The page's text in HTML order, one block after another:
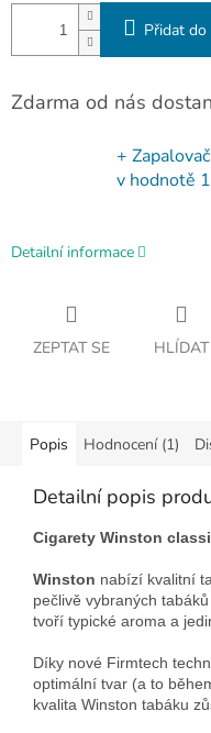
Přidat do
Zdarma od nás
+
v hodnotě
Detailní informace
ZEPTAT SE HLÍDAT
Popis Hodnocení (1)
Detailní popis
Cigarety Winston
Winston nabízí kvalitní
pečlivě vybraných
tvoří typické aroma a
Díky nové Firmtech
optimální tvar (a to
kvalita Winston tabáku